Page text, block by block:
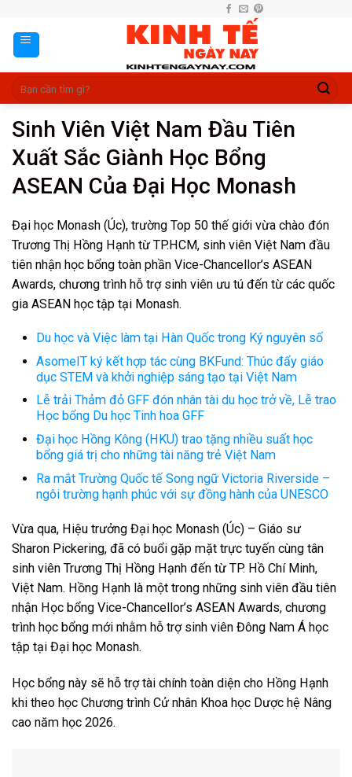
content
Sinh Viên Việt Nam Đầu Tiên
Xuất Sắc Giành Học Bổng
ASEAN Của Đại Học Monash
Đại học Monash (Úc), trường Top 50 thế giới vừa chào đón
Trương Thị Hồng Hạnh từ TP.HCM, sinh viên Việt Nam đầu
tiên nhận học bổng toàn phần Vice-Chancellor’s ASEAN
Awards, chương trình hỗ trợ sinh viên ưu tú đến từ các quốc
gia ASEAN học tập tại Monash.
Du học và Việc làm tại Hàn Quốc trong Ký nguyên số
AsomeIT ký kết hợp tác cùng BKFund: Thúc đẩy giáo
dục STEM và khởi nghiệp sáng tạo tại Việt Nam
Lễ trải Thảm đỏ GFF đón nhân tài du học trở về, Lễ trao
Học bổng Du học Tinh hoa GFF
Đại học Hồng Kông (HKU) trao tặng nhiều suất học
bổng giá trị cho những tài năng trẻ Việt Nam
Ra mắt Trường Quốc tế Song ngữ Victoria Riverside –
ngôi trường hạnh phúc với sự đồng hành của UNESCO
Vừa qua, Hiệu trưởng Đại học Monash (Úc) – Giáo sư
Sharon Pickering, đã có buổi gặp mặt trực tuyến cùng tân
sinh viên Trương Thị Hồng Hạnh đến từ TP. Hồ Chí Minh,
Việt Nam. Hồng Hạnh là một trong những sinh viên đầu tiên
nhận Học bổng Vice-Chancellor’s ASEAN Awards, chương
trình học bổng mới nhằm hỗ trợ sinh viên Đông Nam Á học
tập tại Đại học Monash.
Học bổng này sẽ hỗ trợ tài chính toàn diện cho Hồng Hạnh
khi theo học Chương trình Cử nhân Khoa học Dược hệ Nâng
cao năm học 2026.